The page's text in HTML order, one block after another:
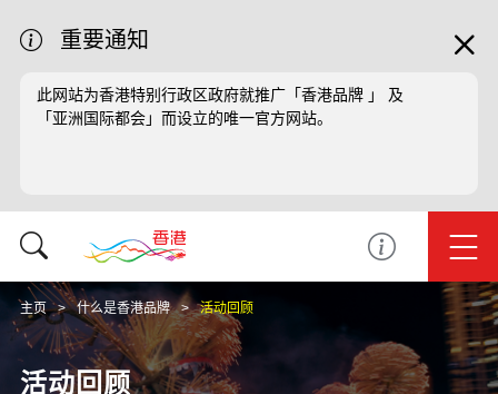
重要通知
此网站为香港特别行政区政府就推广「香港品牌 」 及
「亚洲国际都会」而设立的唯一官方网站。
主页 什么是香港品牌 活动回顾
活动回顾